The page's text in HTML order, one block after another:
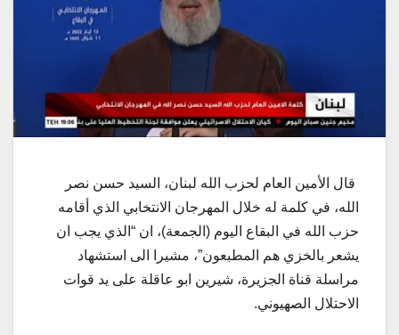
قال الأمين العام لحزب الله لبنان، السيد حسن نصر
الله، في كلمة له خلال المهرجان الانتخابي الذي أقامه
حزب الله في البقاع اليوم (الجمعة)، ان “الذي يجب ان
يشعر بالخزي هم المطبعون”، مشيرا الى استشهاد
مراسلة قناة الجزيرة، شيرين ابو عاقلة على يد قوات
الاحتلال الصهيوني.